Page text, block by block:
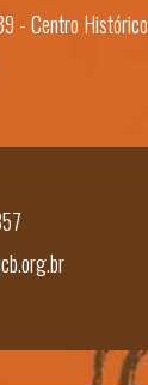
- Centro Histórico